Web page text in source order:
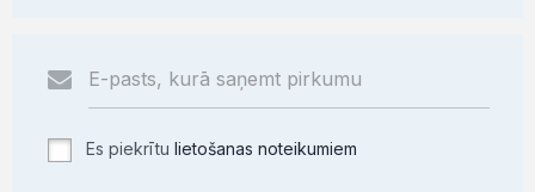
Es piekrītu lietošanas noteikumiem